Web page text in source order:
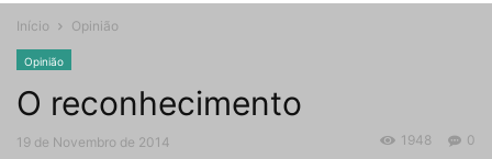
Início Opinião
Opinião
O reconhecimento
19 de Novembro de 2014 0
1948